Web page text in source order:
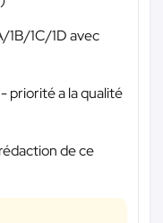
1B/1C/1D avec
priorité a la qualité
de ce